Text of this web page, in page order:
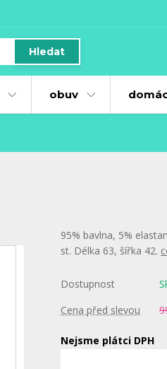
Hledat
obuv
95% bavlna, 5%
st. Délka 63, šířka 42.
Dostupnost
Cena před slevou
Nejsme plátci DPH